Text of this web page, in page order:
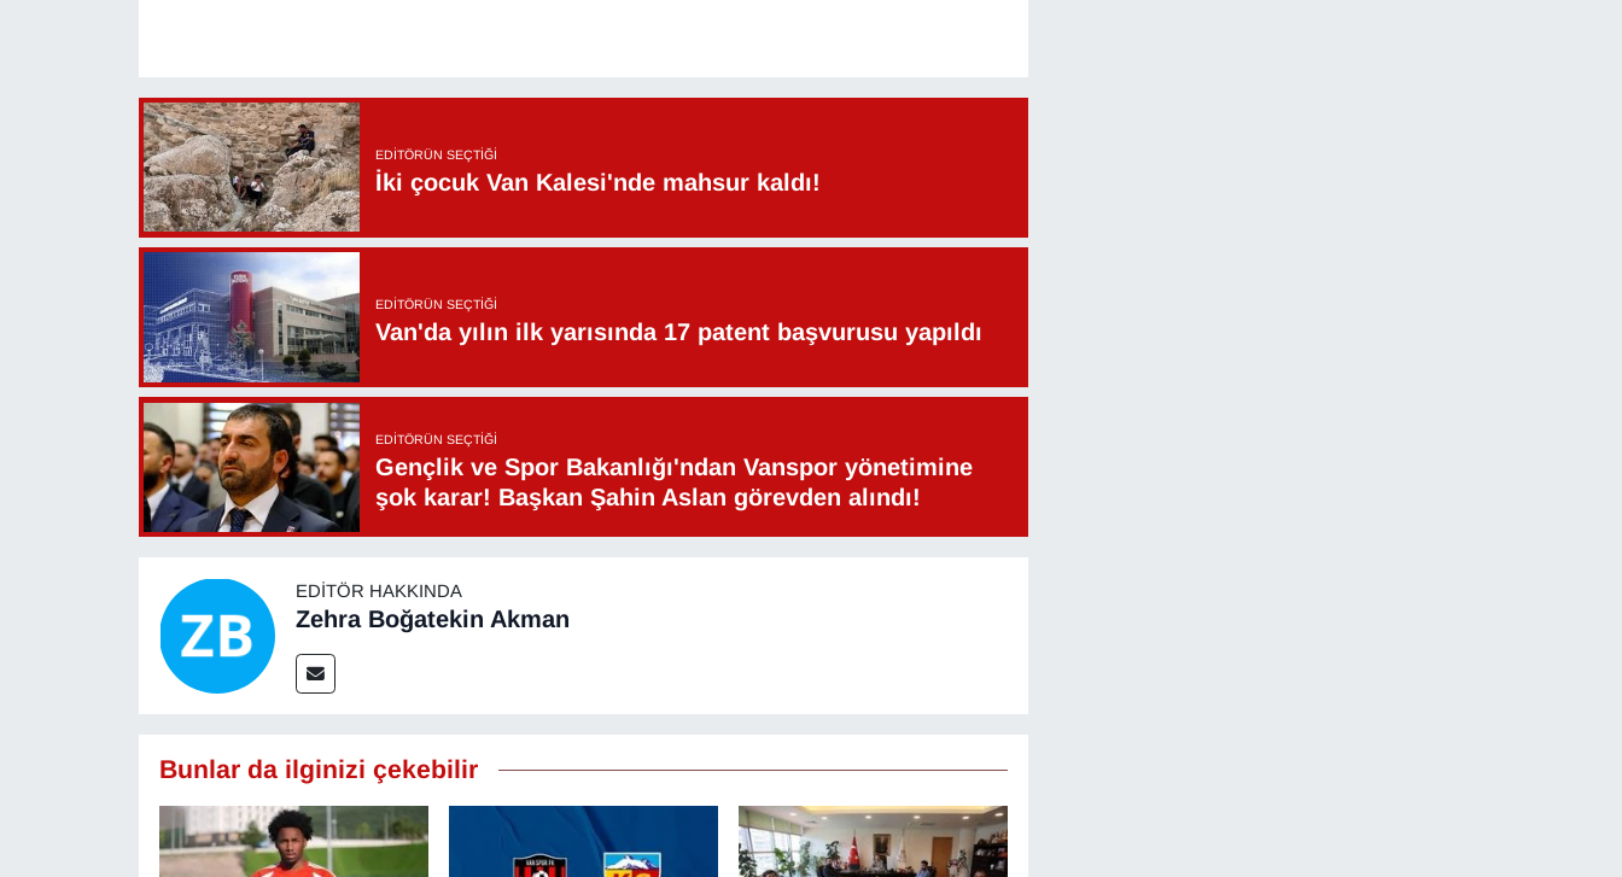
EDITÖRÜN SEÇTIĞI
İki çocuk Van Kalesi'nde mahsur kaldı!
EDITÖRÜN SEÇTIĞI
Van'da yılın ilk yarısında 17 patent başvurusu yapıldı
EDITÖRÜN SEÇTIĞI
Gençlik ve Spor Bakanlığı'ndan Vanspor yönetimine
şok karar! Başkan Şahin Aslan görevden alındı!
EDITÖR HAKKINDA
Zehra Boğatekin Akman
Bunlar da ilginizi çekebilir